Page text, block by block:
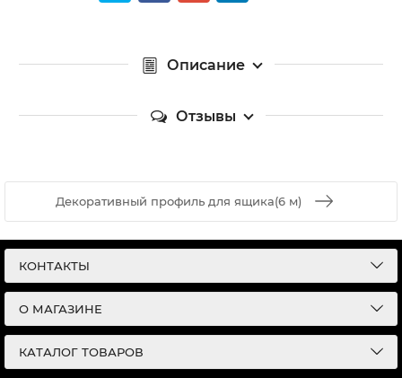
Описание
Отзывы
Декоративный профиль для ящика(6 м)
КОНТАКТЫ
О МАГАЗИНЕ
КАТАЛОГ ТОВАРОВ